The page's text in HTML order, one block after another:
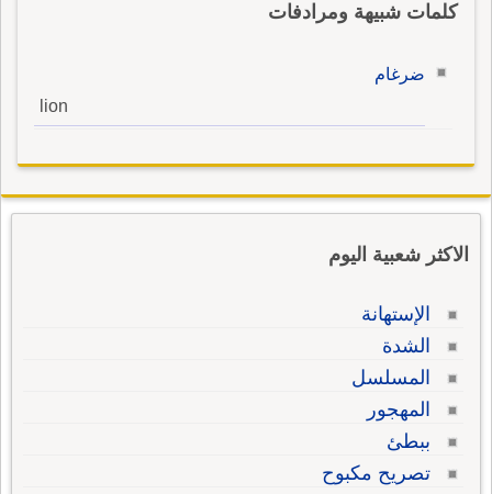
كلمات شبيهة ومرادفات
ضرغام
lion
الاكثر شعبية اليوم
الإستهانة
الشدة
المسلسل
المهجور
ببطئ
تصريح مكبوح